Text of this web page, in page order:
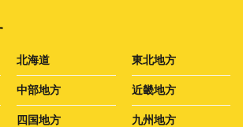
北海道 東北地方
中部地方 近畿地方
四国地方 九州地方